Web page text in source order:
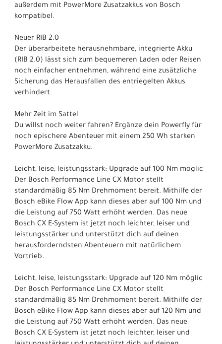
außerdem mit PowerMore Zusatzakkus von Bosch
kompatibel.
Neuer RIB 2.0
Der überarbeitete herausnehmbare, integrierte Akku
(RIB 2.0) lässt sich zum bequemeren Laden oder Reisen
noch einfacher entnehmen, während eine zusätzliche
Sicherung das Herausfallen des entriegelten Akkus
verhindert.
Mehr Zeit im Sattel
Du willst noch weiter fahren? Ergänze dein Powerfly für
noch epischere Abenteuer mit einem 250 Wh starken
PowerMore Zusatzakku.
Leicht, leise, leistungsstark: Upgrade auf 100 Nm möglic
Der Bosch Performance Line CX Motor stellt
standardmäßig 85 Nm Drehmoment bereit. Mithilfe der
Bosch eBike Flow App kann dieses aber auf 100 Nm und
die Leistung auf 750 Watt erhöht werden. Das neue
Bosch CX E-System ist jetzt noch leichter, leiser und
leistungsstärker und unterstützt dich auf deinen
herausforderndsten Abenteuern mit natürlichem
Vortrieb.
Leicht, leise, leistungsstark: Upgrade auf 120 Nm möglic
Der Bosch Performance Line CX Motor stellt
standardmäßig 85 Nm Drehmoment bereit. Mithilfe der
Bosch eBike Flow App kann dieses aber auf 120 Nm und
die Leistung auf 750 Watt erhöht werden. Das neue
Bosch CX E-System ist jetzt noch leichter, leiser und